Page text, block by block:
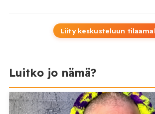
Liity keskusteluun
Luitko jo nämä?